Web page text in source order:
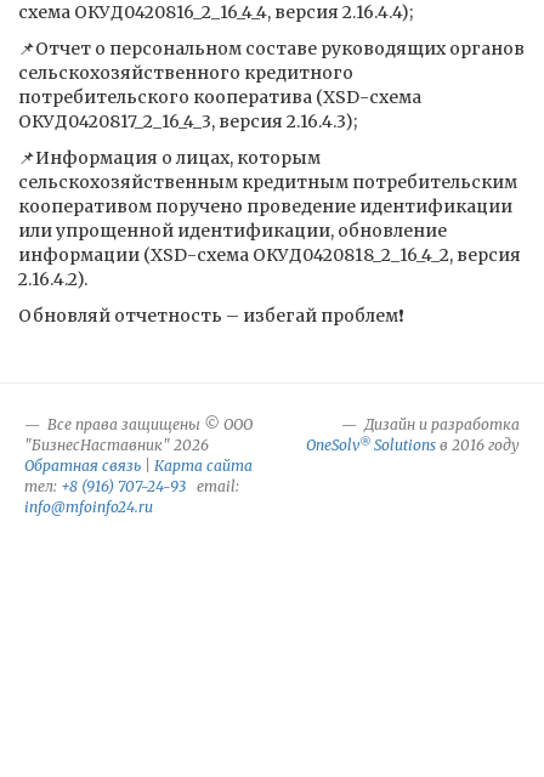
схема ОКУД0420816_2_16_4_4, версия 2.16.4.4);
📌Отчет о персональном составе руководящих органов
сельскохозяйственного кредитного
потребительского кооператива (XSD-схема
ОКУД0420817_2_16_4_3, версия 2.16.4.3);
📌Информация о лицах, которым
сельскохозяйственным кредитным потребительским
кооперативом поручено проведение идентификации
или упрощенной идентификации, обновление
информации (XSD-схема ОКУД0420818_2_16_4_2, версия
2.16.4.2).
Обновляй отчетность – избегай проблем❗️
Все права защищены © ООО
"БизнесНаставник" 2026
Обратная связь
Карта сайта
тел: +8 (916) 707-24-93 email:
info@mfoinfo24.ru
Дизайн и разработка
OneSolv® Solutions в 2016 году